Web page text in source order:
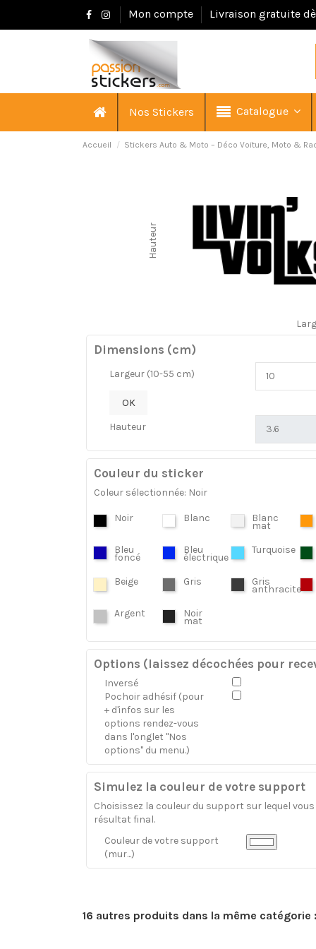
Mon compte Livraison gratuite
Nos Stickers Catalogue
Accueil Stickers Auto & Moto – Déco Voiture, Moto &
Hauteur
Dimensions (cm)
Largeur (10-55 cm)
OK
Hauteur
Couleur du sticker
Coleur sélectionnée: Noir
Noir Blanc Blanc
mat
Bleu
foncé
Bleu
électrique
Turquoise
Beige Gris Gris
anthracite
Argent Noir
mat
Options (laissez décochées pour
Inversé
Pochoir adhésif (pour
+ d'infos sur les
options rendez-vous
dans l'onglet "Nos
options" du menu.)
Simulez la couleur de votre support
Choisissez la couleur du support sur lequel
résultat final.
Couleur de votre support
(mur...)
16 autres produits dans la même catégorie